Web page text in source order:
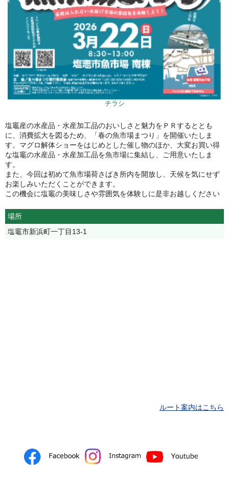
チラシ
塩竈産の水産品・水産加工品のおいしさと魅力をＰＲするととも
に、消費拡大を図るため、「春の魚市場まつり」を開催いたしま
す。マグロ解体ショーをはじめとした催し物のほか、大変お買い得
な塩竈の水産品・水産加工品を魚市場に集結し、ご用意いたしま
す。
また、今回は初めて魚市場荷さばき所内を開放し、天候を気にせず
お楽しみいただくことができます。
この機会に塩竈の美味しさや雰囲気を体験しに是非お越しください
場所
塩竈市新浜町一丁目13-1
ルート案内はこちら